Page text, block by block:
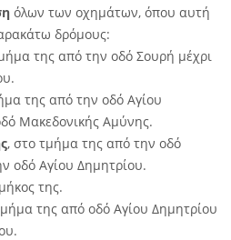
όλων των οχημάτων, όπου αυτή
δρόμους:
της από την οδό Σουρή μέχρι
της από την οδό Αγίου
Μακεδονικής Αμύνης.
, στο τμήμα της από την οδό
οδό Αγίου Δημητρίου.
της.
της από οδό Αγίου Δημητρίου